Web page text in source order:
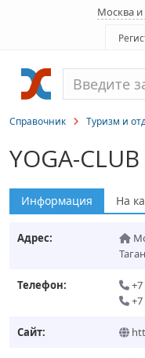
Москва и
Справочник Туризм и
YOGA-CLUB
Информация На
Адрес:
Телефон:
Сайт: